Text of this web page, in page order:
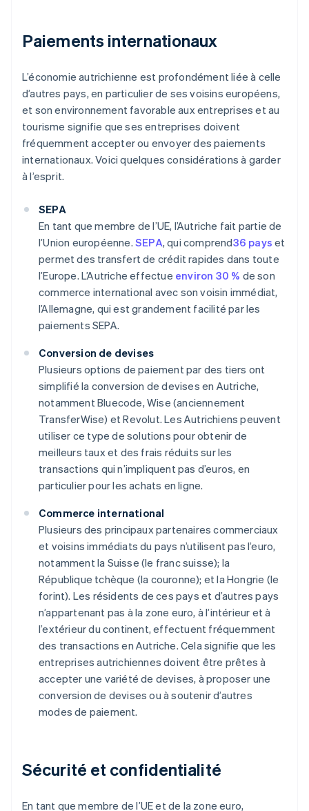
Paiements internationaux
L’économie autrichienne est profondément liée à celle
d’autres pays, en particulier de ses voisins européens,
et son environnement favorable aux entreprises et au
tourisme signifie que ses entreprises doivent
fréquemment accepter ou envoyer des paiements
internationaux. Voici quelques considérations à garder
à l’esprit.
SEPA
En tant que membre de l’UE, l’Autriche fait partie de
l’Union européenne. SEPA, qui comprend36 pays et
permet des transfert de crédit rapides dans toute
l’Europe. L’Autriche effectue environ 30 % de son
commerce international avec son voisin immédiat,
l’Allemagne, qui est grandement facilité par les
paiements SEPA.
Conversion de devises
Plusieurs options de paiement par des tiers ont
simplifié la conversion de devises en Autriche,
notamment Bluecode, Wise (anciennement
TransferWise) et Revolut. Les Autrichiens peuvent
utiliser ce type de solutions pour obtenir de
meilleurs taux et des frais réduits sur les
transactions qui n’impliquent pas d’euros, en
particulier pour les achats en ligne.
Commerce international
Plusieurs des principaux partenaires commerciaux
et voisins immédiats du pays n’utilisent pas l’euro,
notamment la Suisse (le franc suisse); la
République tchèque (la couronne); et la Hongrie (le
forint). Les résidents de ces pays et d’autres pays
n’appartenant pas à la zone euro, à l’intérieur et à
l’extérieur du continent, effectuent fréquemment
des transactions en Autriche. Cela signifie que les
entreprises autrichiennes doivent être prêtes à
accepter une variété de devises, à proposer une
conversion de devises ou à soutenir d’autres
modes de paiement.
Sécurité et confidentialité
En tant que membre de l’UE et de la zone euro,